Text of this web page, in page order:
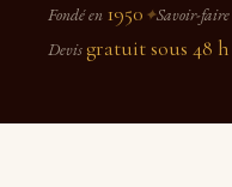
Fondé en 1950 ✦Savoir-faire
Devis gratuit sous 48 h